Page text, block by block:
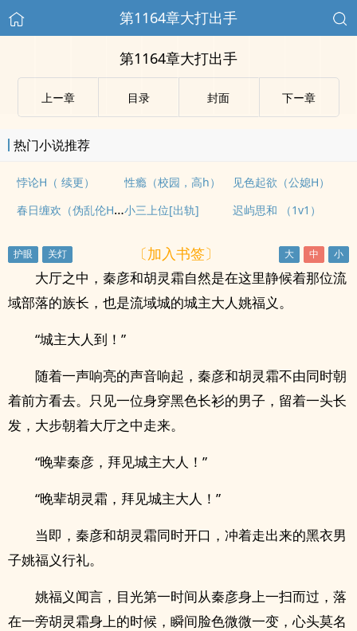
第1164章大打出手
第1164章大打出手
上ー章 目录 封面 下ー章
热门小说推荐
悖论H（ 续更） 性瘾（校园，高h） 见色起欲（公媳H）
春日缠欢（伪乱伦H）小三上位[出轨] 迟屿思和 （1v1）
〔加入书签〕
大厅之中，秦彦和胡灵霜自然是在这里静候着那位流
域部落的族长，也是流域城的城主大人姚福义。
“城主大人到！”
随着一声响亮的声音响起，秦彦和胡灵霜不由同时朝
着前方看去。只见一位身穿黑色长衫的男子，留着一头长
发，大步朝着大厅之中走来。
“晚辈秦彦，拜见城主大人！”
“晚辈胡灵霜，拜见城主大人！”
当即，秦彦和胡灵霜同时开口，冲着走出来的黑衣男
子姚福义行礼。
姚福义闻言，目光第一时间从秦彦身上一扫而过，落
在一旁胡灵霜身上的时候，瞬间脸色微微一变，心头莫名